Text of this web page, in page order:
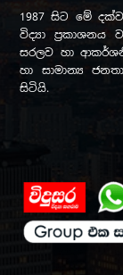
1987 සිට මේ
විද්‍යා ප්‍රකාශනය
සරලව හා
හා සාමාන්‍ය
සිටියි.